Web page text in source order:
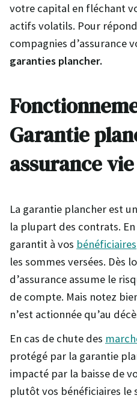
votre capital en fléchant
actifs volatils. Pour
compagnies d’assurance
garanties plancher.
Garantie
assurance vie
La garantie plancher est
la plupart des contrats.
garantit à vos bénéficiaires
les sommes versées. Dès
d’assurance assume le
de compte. Mais notez
n’est actionnée qu’au
En cas de chute des
protégé par la garantie
impacté par la baisse de
plutôt vos bénéficiaires le